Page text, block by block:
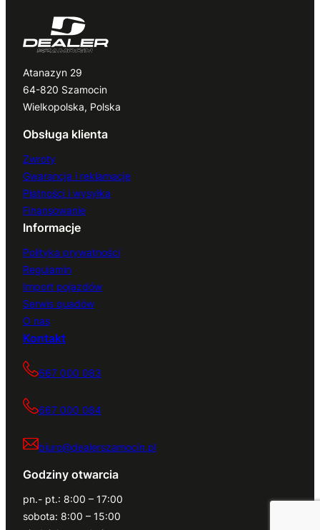
Atanazyn 29
64-820 Szamocin
Wielkopolska, Polska
Obsługa klienta
Zwroty
Gwarancja i reklamacje
Płatności i wysyłka
Finansowanie
Informacje
Polityka prywatności
Regulamin
Import pojazdów
Serwis quadów
O nas
Kontakt
667 000 083
667 000 084
biuro@dealerszamocin.pl
Godziny otwarcia
pn.- pt.: 8:00 – 17:00
sobota: 8:00 – 15:00